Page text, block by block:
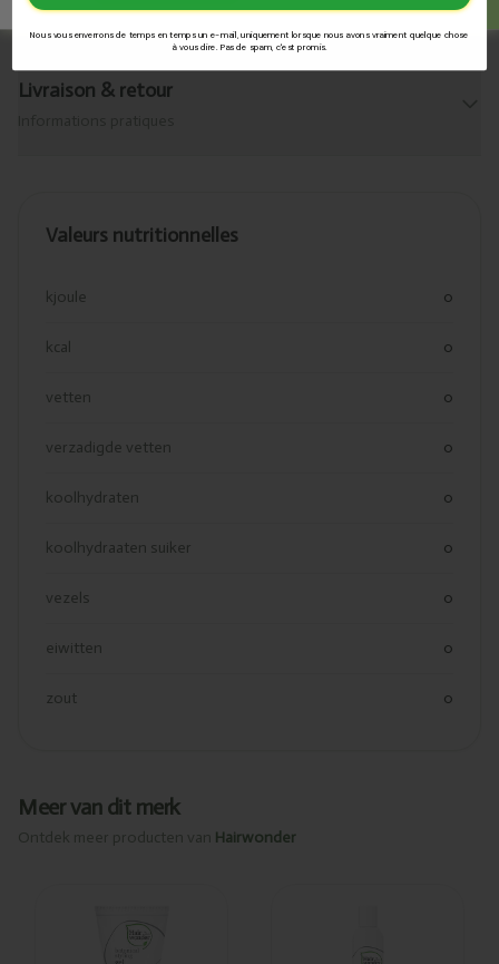
Que contient-il ?
Livraison & retour
Valeurs nutritionnelles
kjoule 0
kcal 0
vetten 0
verzadigde vetten 0
koolhydraten 0
koolhydraaten suiker 0
vezels 0
eiwitten 0
zout 0
Meer van dit merk
Ontdek meer producten van Hairwonder
Hairwonder
Botanical
Nous vous enverrons de temps en temps un e-mail, uniquement lorsque nous avons vraiment quelque chose
à vous dire. Pas de spam, c'est promis.